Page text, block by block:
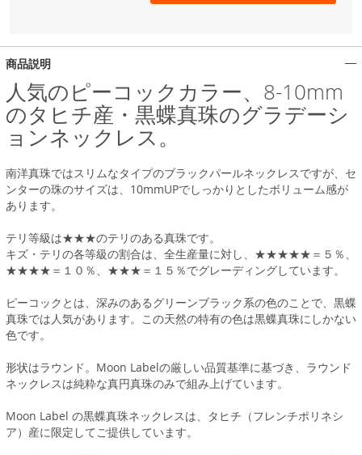
商品説明
人気のピーコックカラー、8-10mm
のタヒチ産・黒蝶真珠のグラデーシ
ョンネックレス。
南洋真珠ではスリムなタイプのブラックパールネックレスですが、セ
ンターの珠のサイズは、10mmUPでしっかりとしたボリューム感が
あります。
テリ等級は★★★のテリのある真珠です。
キズ・テリの各等級の割合は、全生産量に対し、★★★★★＝５％、
★★★★＝１０％、★★★＝１５％でグレーディングしています。
ピーコックとは、深みのあるグリーンブラック系の色のことで、黒蝶
真珠では人気があります。この天然の特有の色は黒蝶真珠にしかない
色です。
形状はラウンド。Moon Labelの厳しい品質基準に基づき、ラウンド
ネックレスは純粋な真円真珠のみで組み上げています。
Moon Label の黒蝶真珠ネックレスは、タヒチ（フレンチポリネシ
ア）産に限定してご提供しています。